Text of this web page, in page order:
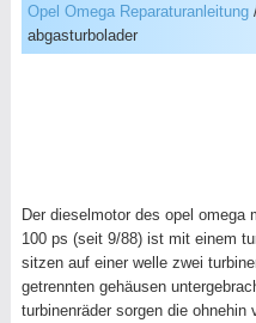
Opel Omega Reparaturanleitung
abgasturbolader
Der dieselmotor des opel omega
100 ps (seit 9/88) ist mit einem
sitzen auf einer welle zwei
getrennten gehäusen
turbinenräder sorgen die ohnehin